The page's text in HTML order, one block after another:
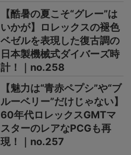
【酷暑の夏こそ“グレー”は
いかが】ロレックスの褪色
ベゼルを表現した復古調の
日本製機械式ダイバーズ時
計！｜no.258
【魅力は“青赤ペプシ”や“ブ
ルーベリー”だけじゃない】
60年代ロレックスGMTマ
スターのレアなPCGも再
現！｜no.257